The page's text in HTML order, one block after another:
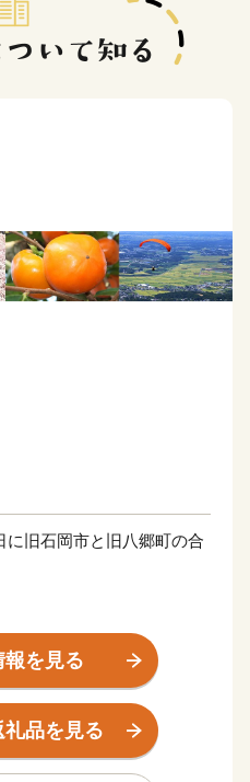
に旧石岡市と旧八郷町の合
おまつり）があり、たくさ
報を見る
品を見る